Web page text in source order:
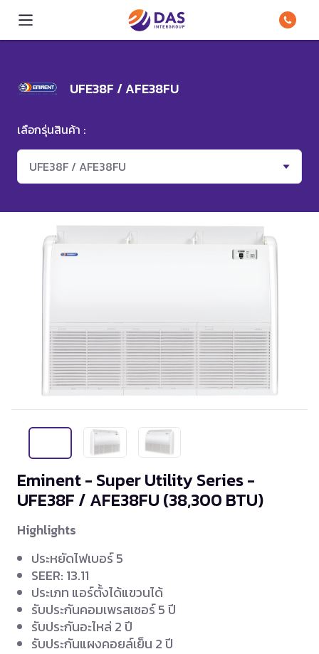
UFE38F / AFE38FU
เลือกรุ่นสินค้า :
UFE38F / AFE38FU
Eminent - Super Utility Series -
UFE38F / AFE38FU (38,300 BTU)
Highlights
ประหยัดไฟเบอร์ 5
SEER: 13.11
ประเภท แอร์ตั้งได้แขวนได้
รับประกันคอมเพรสเซอร์ 5 ปี
รับประกันอะไหล่ 2 ปี
รับประกันแผงคอยล์เย็น 2 ปี